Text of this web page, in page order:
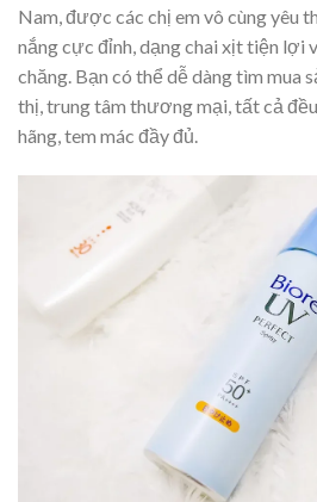
Nam, được các chị em vô cùng yêu
nắng cực đỉnh, dạng chai xịt tiện lợi
chăng. Bạn có thể dễ dàng tìm mua
thị, trung tâm thương mại, tất cả
hãng, tem mác đầy đủ.